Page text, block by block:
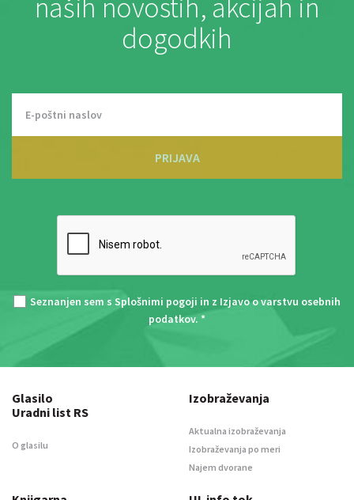
naših novostih, akcijah in
dogodkih
PRIJAVA
Seznanjen sem s Splošnimi pogoji in z Izjavo o varstvu osebnih
podatkov. *
Glasilo
Uradni list RS
O glasilu
Izobraževanja
Aktualna izobraževanja
Izobraževanja po meri
Najem dvorane